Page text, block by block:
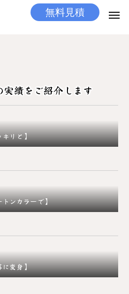
無料見積
実績をご紹介します
キリと】
ンカラーで】
に変身】